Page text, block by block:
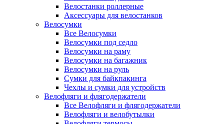
Велостанки роллерные
Аксессуары для велостанков
Велосумки
Все Велосумки
Велосумки под седло
Велосумки на раму
Велосумки на багажник
Велосумки на руль
Сумки для байкпакинга
Чехлы и сумки для устройств
Велофляги и флягодержатели
Все Велофляги и флягодержатели
Велофляги и велобутылки